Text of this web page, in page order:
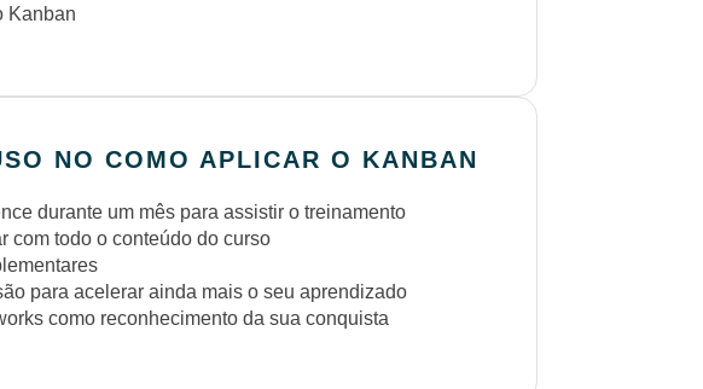
Kanban
NO COMO APLICAR O KANBAN
durante um mês para assistir o treinamento
com todo o conteúdo do curso
para acelerar ainda mais o seu aprendizado
como reconhecimento da sua conquista